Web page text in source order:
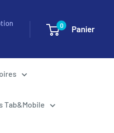
0 Panier
Tab&Mobile